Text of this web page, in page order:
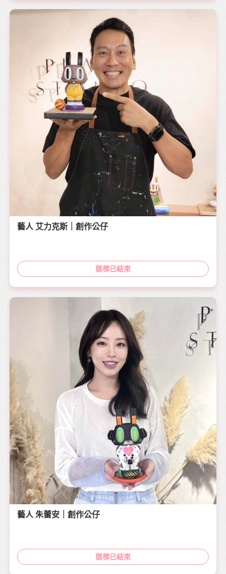
藝人 艾力克斯｜創作公仔
競標已結束
藝人 朱蕾安｜創作公仔
競標已結束